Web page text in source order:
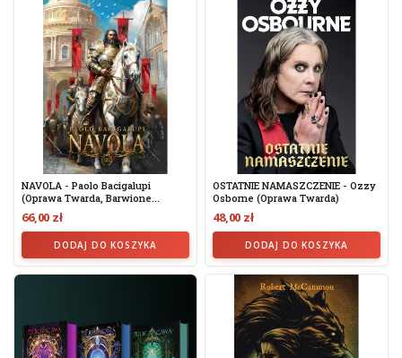
NAVOLA - Paolo Bacigalupi
(oprawa Twarda, Barwione...
66,00 zł
DODAJ DO KOSZYKA
OSTATNIE NAMASZCZENIE - Ozzy
Osborne (oprawa Twarda)
48,00 zł
DODAJ DO KOSZYKA